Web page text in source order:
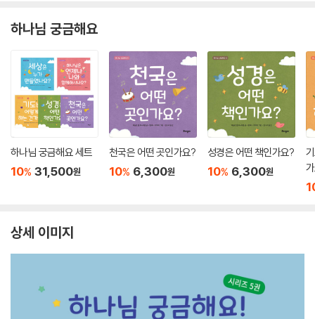
하나님 궁금해요
하나님 궁금해요 세트
10% 31,500원
천국은 어떤 곳인가요?
10% 6,300원
성경은 어떤 책인가요?
10% 6,300원
상세 이미지